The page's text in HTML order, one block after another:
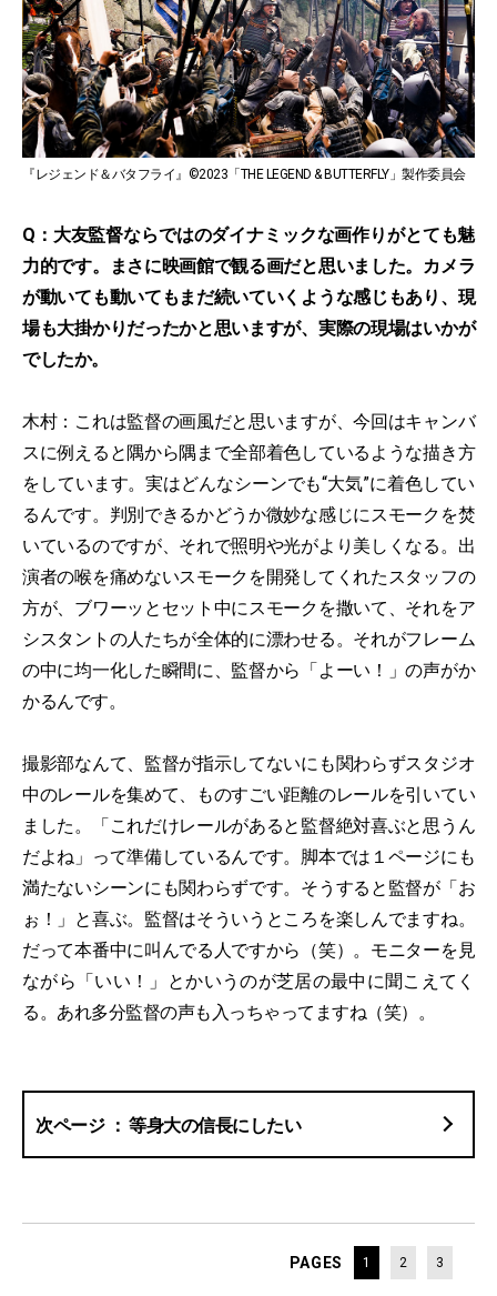
『レジェンド＆バタフライ』©2023「THE LEGEND & BUTTERFLY」製作委員会
Q：大友監督ならではのダイナミックな画作りがとても魅
力的です。まさに映画館で観る画だと思いました。カメラ
が動いても動いてもまだ続いていくような感じもあり、現
場も大掛かりだったかと思いますが、実際の現場はいかが
でしたか。
木村：これは監督の画風だと思いますが、今回はキャンバ
スに例えると隅から隅まで全部着色しているような描き方
をしています。実はどんなシーンでも“大気”に着色してい
るんです。判別できるかどうか微妙な感じにスモークを焚
いているのですが、それで照明や光がより美しくなる。出
演者の喉を痛めないスモークを開発してくれたスタッフの
方が、ブワーッとセット中にスモークを撒いて、それをア
シスタントの人たちが全体的に漂わせる。それがフレーム
の中に均一化した瞬間に、監督から「よーい！」の声がか
かるんです。
撮影部なんて、監督が指示してないにも関わらずスタジオ
中のレールを集めて、ものすごい距離のレールを引いてい
ました。「これだけレールがあると監督絶対喜ぶと思うん
だよね」って準備しているんです。脚本では１ページにも
満たないシーンにも関わらずです。そうすると監督が「お
ぉ！」と喜ぶ。監督はそういうところを楽しんでますね。
だって本番中に叫んでる人ですから（笑）。モニターを見
ながら「いい！」とかいうのが芝居の最中に聞こえてく
る。あれ多分監督の声も入っちゃってますね（笑）。
等身大の信長にしたい
PAGES 1 2 3